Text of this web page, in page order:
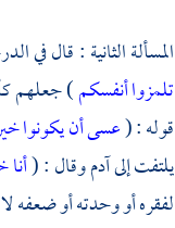
المسألة الثانية : قال في
تلمزوا أنفسكم) جعلهم
قوله : (عسى أن يكونوا
يلتفت إلىآدموقال : (
لفقره أو وحدته أو ضعفه